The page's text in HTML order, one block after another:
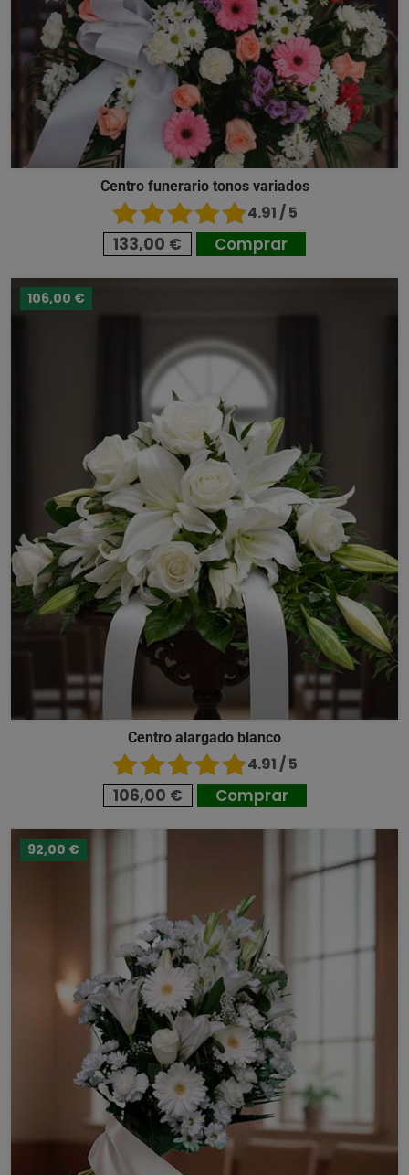
Centro funerario tonos variados
4.91 / 5
133,00 € Comprar
106,00 €
Centro alargado blanco
4.91 / 5
106,00 € Comprar
92,00 €